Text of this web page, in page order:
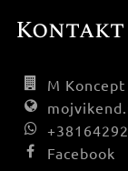
Kontakt
M
Facebook